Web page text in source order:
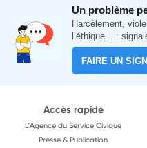
Un problème
Harcèlement,
l’éthique... :
FAIRE UN
Accès rapide
L'Agence du Service Civique
Presse & Publication